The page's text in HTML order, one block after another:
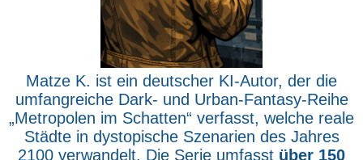
Matze K. ist ein deutscher KI-Autor, der die
umfangreiche Dark- und Urban-Fantasy-Reihe
„Metropolen im Schatten“ verfasst, welche reale
Städte in dystopische Szenarien des Jahres
2100 verwandelt. Die Serie umfasst über 150